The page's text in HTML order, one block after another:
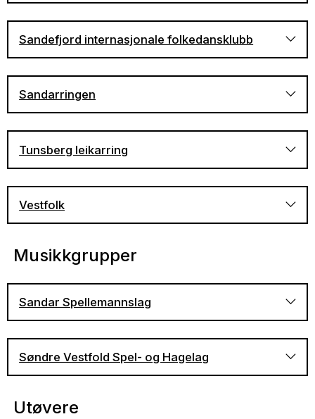
Sandefjord internasjonale folkedansklubb
Sandarringen
Tunsberg leikarring
Vestfolk
Musikkgrupper
Sandar Spellemannslag
Søndre Vestfold Spel- og Hagelag
Utøvere